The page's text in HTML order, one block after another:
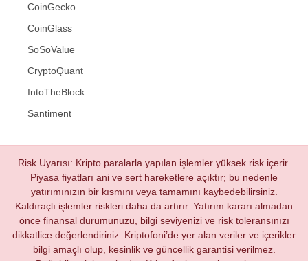
CoinGecko
CoinGlass
SoSoValue
CryptoQuant
IntoTheBlock
Santiment
Risk Uyarısı: Kripto paralarla yapılan işlemler yüksek risk içerir.
Piyasa fiyatları ani ve sert hareketlere açıktır; bu nedenle
yatırımınızın bir kısmını veya tamamını kaybedebilirsiniz.
Kaldıraçlı işlemler riskleri daha da artırır. Yatırım kararı almadan
önce finansal durumunuzu, bilgi seviyenizi ve risk toleransınızı
dikkatlice değerlendiriniz. Kriptofoni’de yer alan veriler ve içerikler
bilgi amaçlı olup, kesinlik ve güncellik garantisi verilmez.